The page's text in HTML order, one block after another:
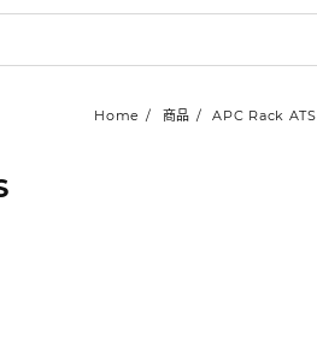
Home 商品 APC Rack ATS